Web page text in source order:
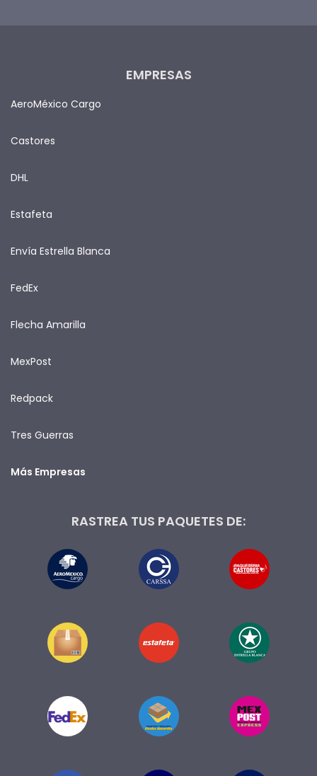
EMPRESAS
AeroMéxico Cargo
Castores
DHL
Estafeta
Envía Estrella Blanca
FedEx
Flecha Amarilla
MexPost
Redpack
Tres Guerras
Más Empresas
RASTREA TUS PAQUETES DE: